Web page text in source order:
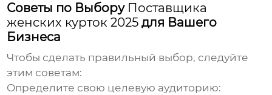
Советы по Выбору Поставщика
женских курток 2025 для Вашего
Бизнеса
Чтобы сделать правильный выбор, следуйте
этим советам:
Определите свою целевую аудиторию: